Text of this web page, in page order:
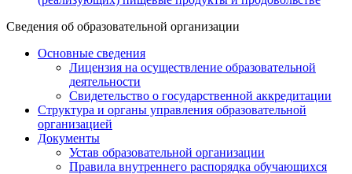
Cведения об образовательной организации
Основные сведения
Лицензия на осуществление образовательной
деятельности
Свидетельство о государственной аккредитации
Структура и органы управления образовательной
организацией
Документы
Устав образовательной организации
Правила внутреннего распорядка обучающихся